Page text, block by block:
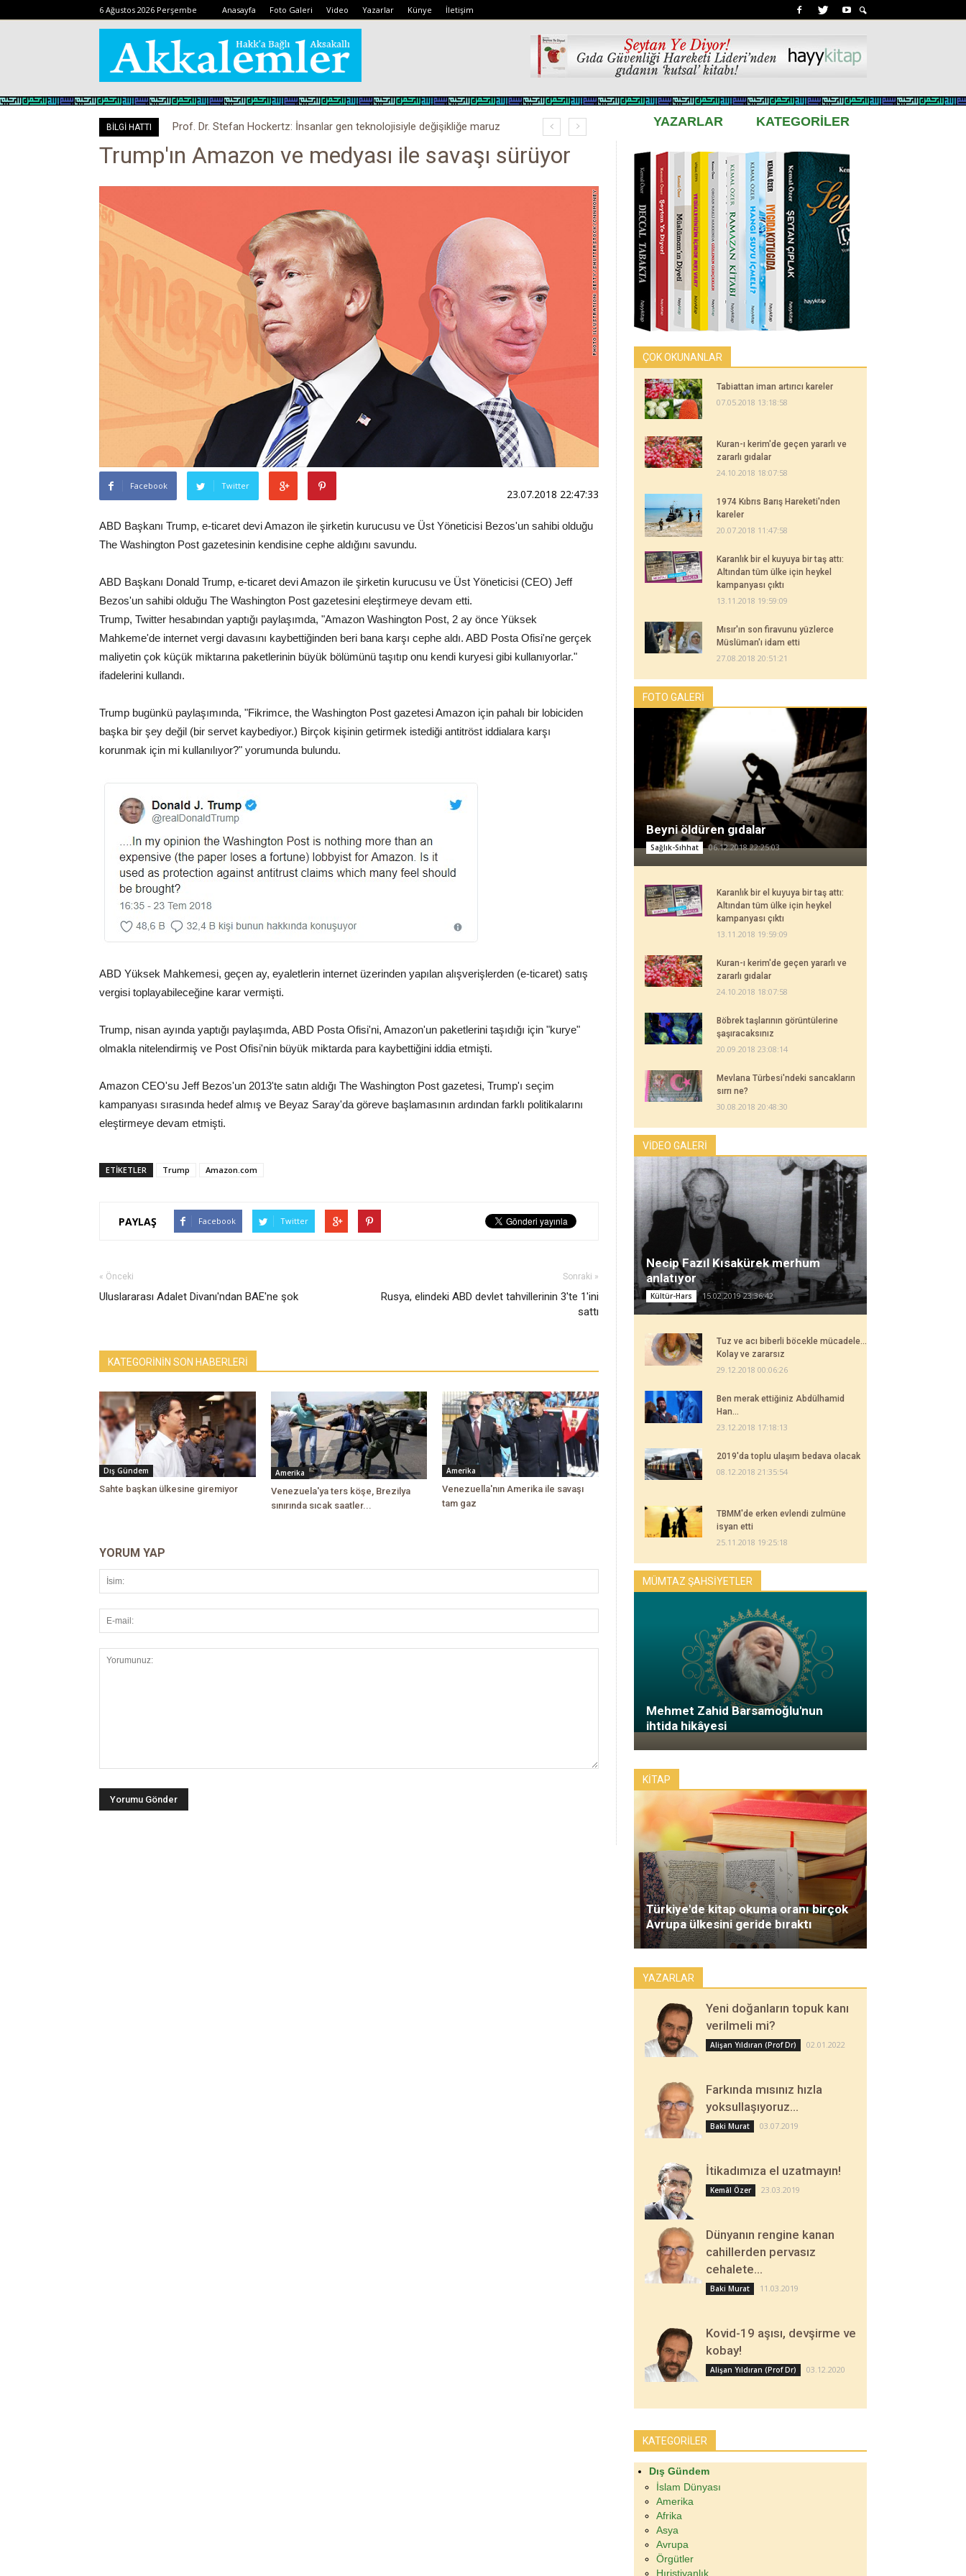
6 Ağustos 2026 Perşembe Anasayfa Foto Galeri Video Yazarlar Künye İletişim
BİLGİ HATTI
Prof. Dr. Stefan Hockertz: İnsanlar gen teknolojisiyle değişikliğe maruz
kalabilir
YAZARLAR KATEGORİLER
Trump'ın Amazon ve medyası ile savaşı sürüyor
Facebook Twitter
23.07.2018 22:47:33
ABD Başkanı Trump, e-ticaret devi Amazon ile şirketin kurucusu ve Üst Yöneticisi Bezos'un sahibi olduğu
The Washington Post gazetesinin kendisine cephe aldığını savundu.
ABD Başkanı Donald Trump, e-ticaret devi Amazon ile şirketin kurucusu ve Üst Yöneticisi (CEO) Jeff
Bezos'un sahibi olduğu The Washington Post gazetesini eleştirmeye devam etti.
Trump, Twitter hesabından yaptığı paylaşımda, "Amazon Washington Post, 2 ay önce Yüksek
Mahkeme'de internet vergi davasını kaybettiğinden beri bana karşı cephe aldı. ABD Posta Ofisi'ne gerçek
maliyetin çok küçük miktarına paketlerinin büyük bölümünü taşıtıp onu kendi kuryesi gibi kullanıyorlar."
ifadelerini kullandı.
Trump bugünkü paylaşımında, "Fikrimce, the Washington Post gazetesi Amazon için pahalı bir lobiciden
başka bir şey değil (bir servet kaybediyor.) Birçok kişinin getirmek istediği antitröst iddialara karşı
korunmak için mi kullanılıyor?" yorumunda bulundu.
ABD Yüksek Mahkemesi, geçen ay, eyaletlerin internet üzerinden yapılan alışverişlerden (e-ticaret) satış
vergisi toplayabileceğine karar vermişti.
Trump, nisan ayında yaptığı paylaşımda, ABD Posta Ofisi'ni, Amazon'un paketlerini taşıdığı için "kurye"
olmakla nitelendirmiş ve Post Ofisi'nin büyük miktarda para kaybettiğini iddia etmişti.
Amazon CEO'su Jeff Bezos'un 2013'te satın aldığı The Washington Post gazetesi, Trump'ı seçim
kampanyası sırasında hedef almış ve Beyaz Saray'da göreve başlamasının ardından farklı politikalarını
eleştirmeye devam etmişti.
ETİKETLER Trump Amazon.com
PAYLAŞ Facebook Twitter
« Önceki
Uluslararası Adalet Divanı'ndan BAE'ne şok
Sonraki »
Rusya, elindeki ABD devlet tahvillerinin 3'te 1'ini
sattı
KATEGORİNİN SON HABERLERİ
Dış Gündem
Sahte başkan ülkesine giremiyor
Amerika
Venezuela'ya ters köşe, Brezilya
sınırında sıcak saatler...
Amerika
Venezuella'nın Amerika ile savaşı
tam gaz
YORUM YAP
ÇOK OKUNANLAR
Tabiattan iman artırıcı kareler
07.05.2018 13:18:58
Kuran-ı kerim'de geçen yararlı ve
zararlı gıdalar
24.10.2018 18:07:58
1974 Kıbrıs Barış Hareketi'nden
kareler
20.07.2018 11:47:58
Karanlık bir el kuyuya bir taş attı:
Altından tüm ülke için heykel
kampanyası çıktı
13.11.2018 19:59:09
Mısır'ın son firavunu yüzlerce
Müslüman'ı idam etti
27.08.2018 20:51:21
FOTO GALERİ
Beyni öldüren gıdalar
Sağlık-Sıhhat 06.12.2018 22:25:03
Karanlık bir el kuyuya bir taş attı:
Altından tüm ülke için heykel
kampanyası çıktı
13.11.2018 19:59:09
Kuran-ı kerim'de geçen yararlı ve
zararlı gıdalar
24.10.2018 18:07:58
Böbrek taşlarının görüntülerine
şaşıracaksınız
20.09.2018 23:08:14
Mevlana Türbesi'ndeki sancakların
sırrı ne?
30.08.2018 20:48:30
VİDEO GALERİ
Necip Fazıl Kısakürek merhum
anlatıyor
Kültür-Hars 15.02.2019 23:36:42
Tuz ve acı biberli böcekle mücadele...
Kolay ve zararsız
29.12.2018 00:06:26
Ben merak ettiğiniz Abdülhamid
Han...
23.12.2018 17:18:13
2019'da toplu ulaşım bedava olacak
08.12.2018 21:35:54
TBMM'de erken evlendi zulmüne
isyan etti
25.11.2018 19:25:18
MÜMTAZ ŞAHSİYETLER
Mehmet Zahid Barsamoğlu'nun
ihtida hikâyesi
KİTAP
Türkiye'de kitap okuma oranı birçok
Avrupa ülkesini geride bıraktı
YAZARLAR
Yeni doğanların topuk kanı
verilmeli mi?
Alişan Yıldıran (Prof Dr) 02.01.2022
Farkında mısınız hızla
yoksullaşıyoruz…
Baki Murat 03.07.2019
İtikadımıza el uzatmayın!
Kemâl Özer 23.03.2019
Dünyanın rengine kanan
cahillerden pervasız
cehalete…
Baki Murat 11.03.2019
Kovid-19 aşısı, devşirme ve
kobay!
Alişan Yıldıran (Prof Dr) 03.12.2020
KATEGORİLER
Dış Gündem
İslam Dünyası
Amerika
Afrika
Asya
Avrupa
Örgütler
Hıristiyanlık